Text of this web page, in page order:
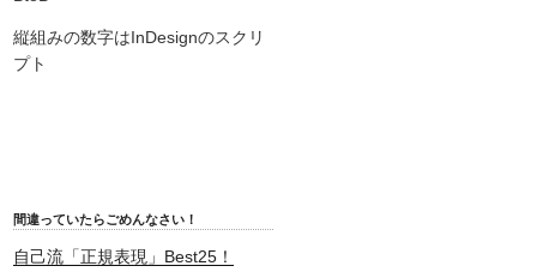
縦組みの数字はInDesignのスクリ
プト
間違っていたらごめんなさい！
自己流「正規表現」Best25！